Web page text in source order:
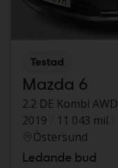
Testad
Mazda 6
2.2 DE Kombi AWD
2019
11 043 mil
Östersund
Ledande bud